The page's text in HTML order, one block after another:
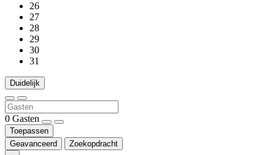
26
27
28
29
30
31
Duidelijk
0 Gasten
Toepassen
Geavanceerd
Zoekopdracht